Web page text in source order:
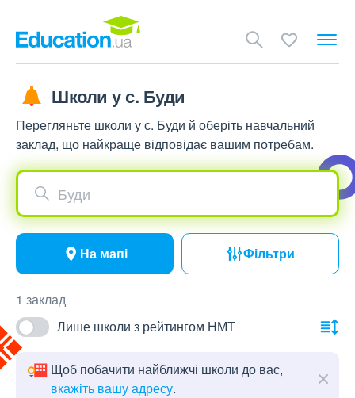
Школи у с. Буди
Перегляньте школи у с. Буди й оберіть навчальний
заклад, що найкраще відповідає вашим потребам.
Буди
На мапі Фільтри
1 заклад
Лише школи з рейтингом НМТ
Щоб побачити найближчі школи до вас,
вкажіть вашу адресу.